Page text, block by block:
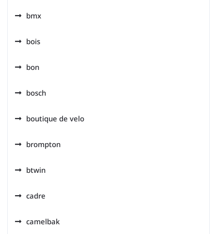
bmx
bois
bon
bosch
boutique de velo
brompton
btwin
cadre
camelbak